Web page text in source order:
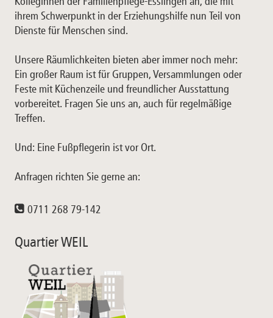
ihrem Schwerpunkt in der Erziehungshilfe nun Teil von
Dienste für Menschen sind.
Unsere Räumlichkeiten bieten aber immer noch mehr:
Ein großer Raum ist für Gruppen, Versammlungen oder
Feste mit Küchenzeile und freundlicher Ausstattung
vorbereitet. Fragen Sie uns an, auch für regelmäßige
Treffen.
Und: Eine Fußpflegerin ist vor Ort.
Anfragen richten Sie gerne an:
0711 268 79-142
Quartier WEIL